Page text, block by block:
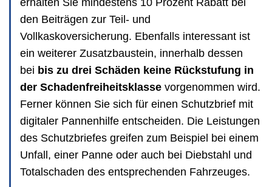
erhalten Sie mindestens 10 Prozent Rabatt bei
den Beiträgen zur Teil- und
Vollkaskoversicherung. Ebenfalls interessant ist
ein weiterer Zusatzbaustein, innerhalb dessen
bei bis zu drei Schäden keine Rückstufung in
der Schadenfreiheitsklasse vorgenommen wird.
Ferner können Sie sich für einen Schutzbrief mit
digitaler Pannenhilfe entscheiden. Die Leistungen
des Schutzbriefes greifen zum Beispiel bei einem
Unfall, einer Panne oder auch bei Diebstahl und
Totalschaden des entsprechenden Fahrzeuges.